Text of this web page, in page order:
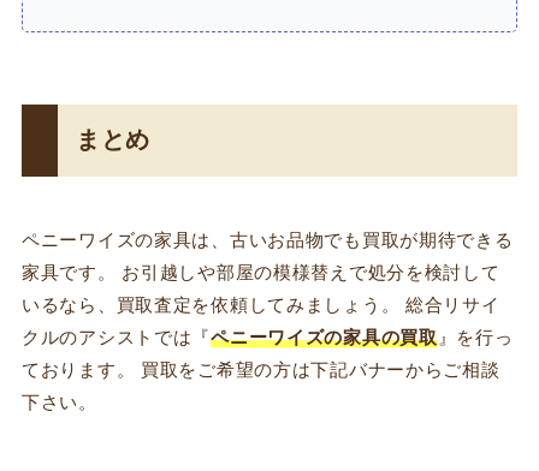
まとめ
ペニーワイズの家具は、古いお品物でも買取が期待できる
家具です。 お引越しや部屋の模様替えで処分を検討して
いるなら、買取査定を依頼してみましょう。 総合リサイ
クルのアシストでは『ペニーワイズの家具の買取』を行っ
ております。 買取をご希望の方は下記バナーからご相談
下さい。